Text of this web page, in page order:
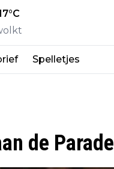
°C
Spelletjes
de Parade